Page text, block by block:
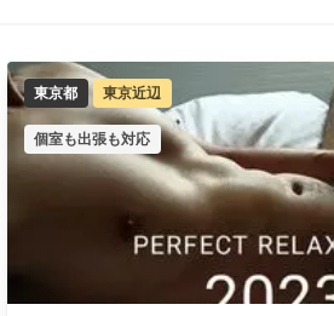
東京都 東京近辺
個室も出張も対応